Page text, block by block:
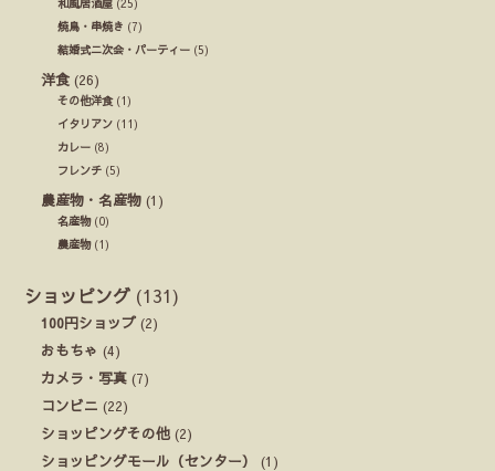
焼鳥・串焼き (7)
結婚式ニ次会・パーティー (5)
洋食 (26)
その他洋食(1)
イタリアン (11)
カレー (8)
フレンチ (5)
農産物・名産物 (1)
名産物(0)
農産物(1)
ショッピング (131)
100円ショップ (2)
おもちゃ (4)
カメラ・写真 (7)
コンビニ (22)
ショッピングその他 (2)
ショッピングモール（センター）
(1)